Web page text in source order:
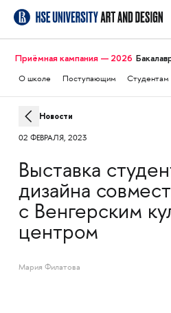
Приёмная кампания — 2026
О школе Поступающим Студентам
Новости
02 ФЕВРАЛЯ, 2023
Выставка
дизайна
с Венгерским
центром
Мария Филатова